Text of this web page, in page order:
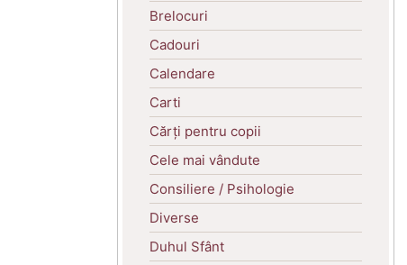
Brelocuri
Cadouri
Calendare
Carti
Cărți pentru copii
Cele mai vândute
Consiliere / Psihologie
Diverse
Duhul Sfânt